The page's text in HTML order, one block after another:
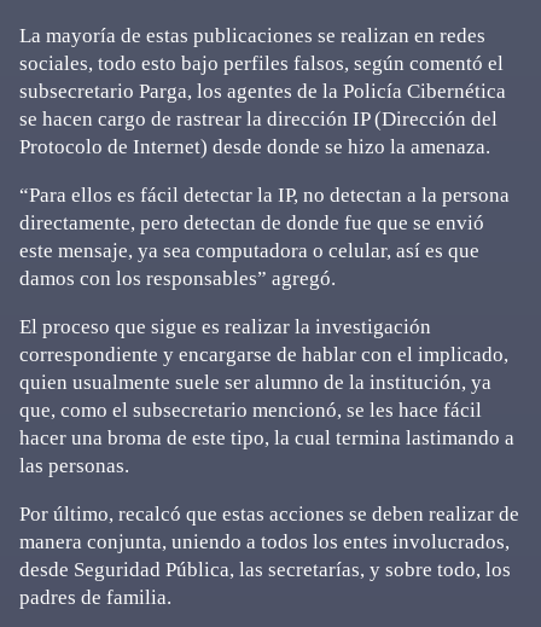
La mayoría de estas publicaciones se realizan en redes
sociales, todo esto bajo perfiles falsos, según comentó el
subsecretario Parga, los agentes de la Policía Cibernética
se hacen cargo de rastrear la dirección IP (Dirección del
Protocolo de Internet) desde donde se hizo la amenaza.
“Para ellos es fácil detectar la IP, no detectan a la persona
directamente, pero detectan de donde fue que se envió
este mensaje, ya sea computadora o celular, así es que
damos con los responsables” agregó.
El proceso que sigue es realizar la investigación
correspondiente y encargarse de hablar con el implicado,
quien usualmente suele ser alumno de la institución, ya
que, como el subsecretario mencionó, se les hace fácil
hacer una broma de este tipo, la cual termina lastimando a
las personas.
Por último, recalcó que estas acciones se deben realizar de
manera conjunta, uniendo a todos los entes involucrados,
desde Seguridad Pública, las secretarías, y sobre todo, los
padres de familia.